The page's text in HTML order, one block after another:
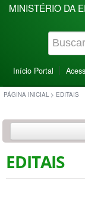
MINISTÉRIO DA
Início Portal
PÁGINA INICIAL > EDITAIS
EDITAIS